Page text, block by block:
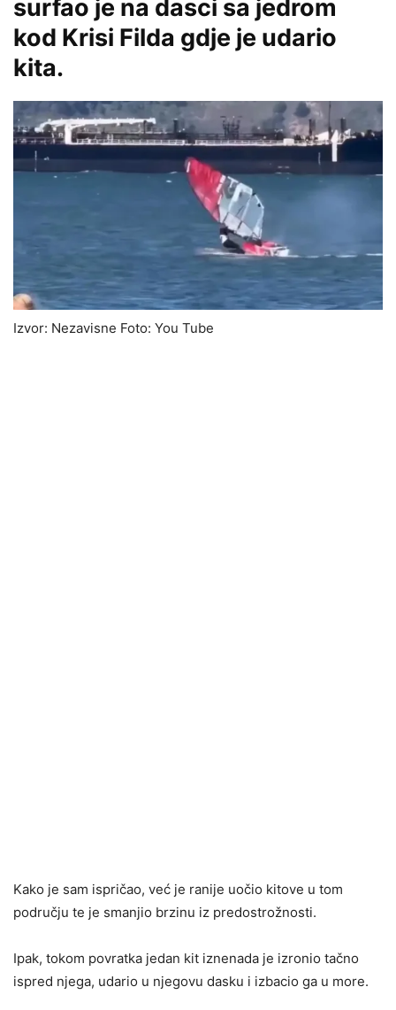
surfao je na dasci sa jedrom
kod Krisi Filda gdje je udario
kita.
Izvor: Nezavisne Foto: You Tube
Kako je sam ispričao, već je ranije uočio kitove u tom
području te je smanjio brzinu iz predostrožnosti.
Ipak, tokom povratka jedan kit iznenada je izronio tačno
ispred njega, udario u njegovu dasku i izbacio ga u more.